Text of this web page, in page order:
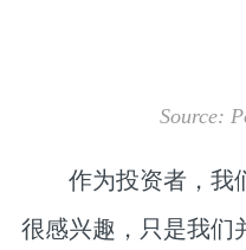
Source:
作为投资者，我
很感兴趣，只是我们